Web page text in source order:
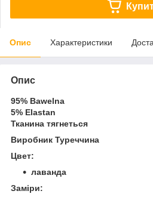
Опис Характеристики
Опис
95% Bawelna
5% Elastan
Тканина тягнеться
Виробник Туреччина
Цвет:
лаванда
Заміри: